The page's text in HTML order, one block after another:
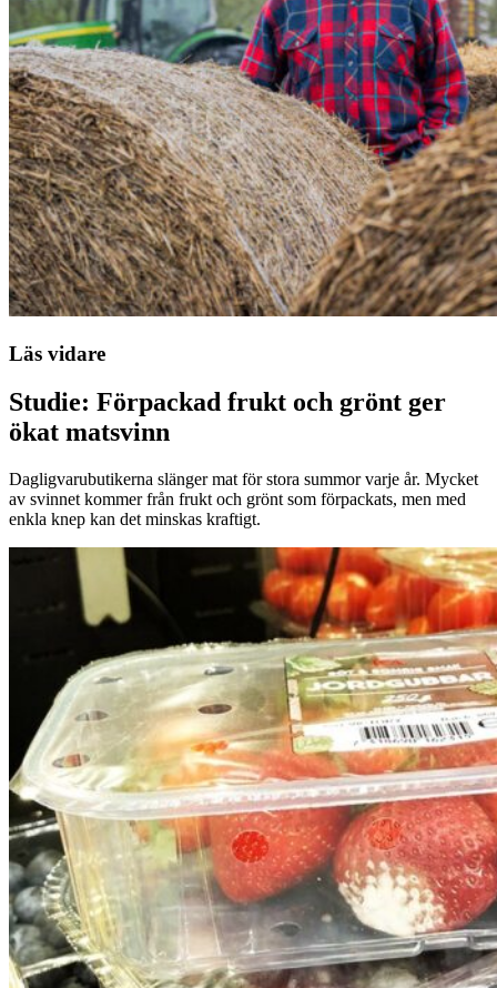
Läs vidare
Studie: Förpackad frukt och grönt ger
ökat matsvinn
Dagligvarubutikerna slänger mat för stora summor varje år. Mycket
av svinnet kommer från frukt och grönt som förpackats, men med
enkla knep kan det minskas kraftigt.